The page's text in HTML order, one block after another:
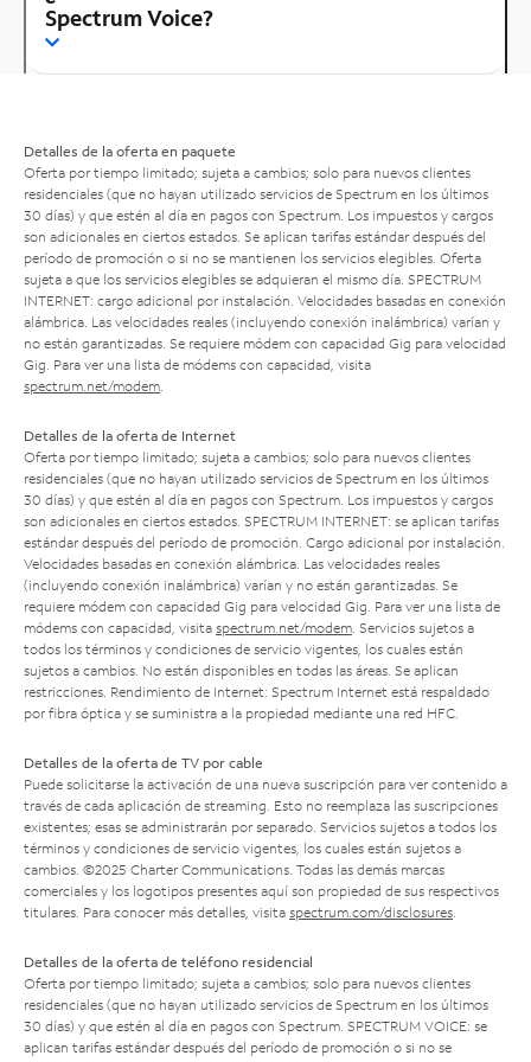
Spectrum Voice?
Detalles de la oferta en paquete
Oferta por tiempo limitado; sujeta a cambios; solo para nuevos clientes
residenciales (que no hayan utilizado servicios de Spectrum en los últimos
30 días) y que estén al día en pagos con Spectrum. Los impuestos y cargos
son adicionales en ciertos estados. Se aplican tarifas estándar después del
período de promoción o si no se mantienen los servicios elegibles. Oferta
sujeta a que los servicios elegibles se adquieran el mismo día. SPECTRUM
INTERNET: cargo adicional por instalación. Velocidades basadas en conexión
alámbrica. Las velocidades reales (incluyendo conexión inalámbrica) varían y
no están garantizadas. Se requiere módem con capacidad Gig para velocidad
Gig. Para ver una lista de módems con capacidad, visita
spectrum.net/modem
Detalles de la oferta de Internet
Oferta por tiempo limitado; sujeta a cambios; solo para nuevos clientes
residenciales (que no hayan utilizado servicios de Spectrum en los últimos
30 días) y que estén al día en pagos con Spectrum. Los impuestos y cargos
son adicionales en ciertos estados. SPECTRUM INTERNET: se aplican tarifas
estándar después del período de promoción. Cargo adicional por instalación.
Velocidades basadas en conexión alámbrica. Las velocidades reales
(incluyendo conexión inalámbrica) varían y no están garantizadas. Se
requiere módem con capacidad Gig para velocidad Gig. Para ver una lista de
módems con capacidad, visita spectrum.net/modem . Servicios sujetos a
todos los términos y condiciones de servicio vigentes, los cuales están
sujetos a cambios. No están disponibles en todas las áreas. Se aplican
restricciones. Rendimiento de Internet: Spectrum Internet está respaldado
por fibra óptica y se suministra a la propiedad mediante una red HFC.
Detalles de la oferta de TV por cable
Puede solicitarse la activación de una nueva suscripción para ver contenido a
través de cada aplicación de streaming. Esto no reemplaza las suscripciones
existentes; esas se administrarán por separado. Servicios sujetos a todos los
términos y condiciones de servicio vigentes, los cuales están sujetos a
cambios. ©2025 Charter Communications. Todas las demás marcas
comerciales y los logotipos presentes aquí son propiedad de sus respectivos
titulares. Para conocer más detalles, visita spectrum.com/disclosures
Detalles de la oferta de teléfono residencial
Oferta por tiempo limitado; sujeta a cambios; solo para nuevos clientes
residenciales (que no hayan utilizado servicios de Spectrum en los últimos
30 días) y que estén al día en pagos con Spectrum. SPECTRUM VOICE: se
aplican tarifas estándar después del período de promoción o si no se